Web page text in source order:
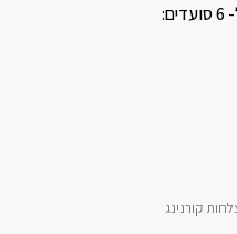
קורנינג